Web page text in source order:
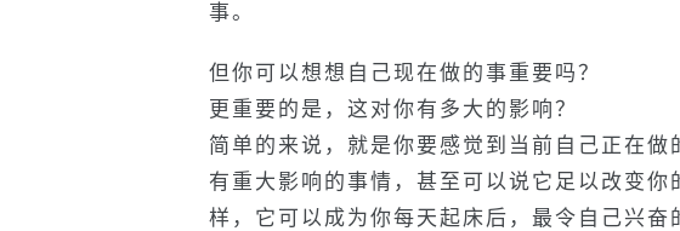
事。
但你可以想想自己现在做的事重要吗？
更重要的是，这对你有多大的影响？
简单的来说，就是你要感觉到当前自己正在
有重大影响的事情，甚至可以说它足以改变
样，它可以成为你每天起床后，最令自己兴